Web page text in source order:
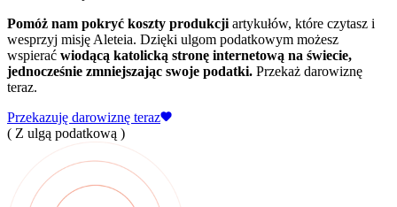
Pomóż nam pokryć koszty produkcji artykułów, które czytasz i
wesprzyj misję Aleteia. Dzięki ulgom podatkowym możesz
wspierać wiodącą katolicką stronę internetową na świecie,
jednocześnie zmniejszając swoje podatki. Przekaż darowiznę
teraz.
Przekazuję darowiznę teraz
( Z ulgą podatkową )